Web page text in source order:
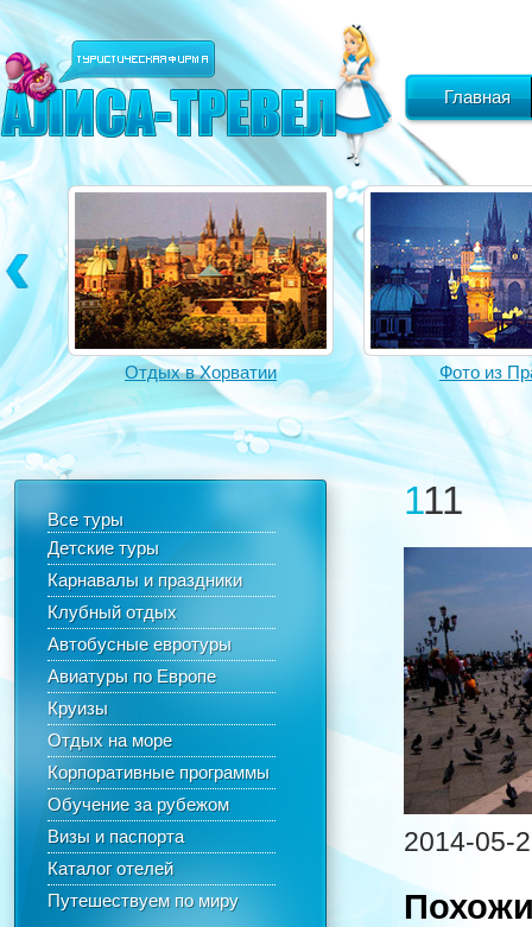
Главная
Отдых в Хорватии Фото из
Все туры
Детские туры
Карнавалы и праздники
Клубный отдых
Автобусные евротуры
Авиатуры по Европе
Круизы
Отдых на море
Корпоративные программы
Обучение за рубежом
Визы и паспорта
Каталог отелей
Путешествуем по миру
111
2014-05-